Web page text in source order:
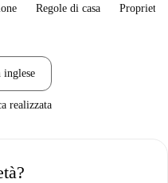
Regole di casa
inglese
realizzata